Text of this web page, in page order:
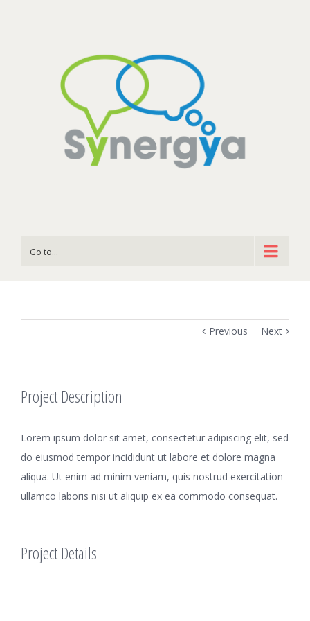
Go to...
Previous Next
Project Description
Lorem ipsum dolor sit amet, consectetur adipiscing elit, sed
do eiusmod tempor incididunt ut labore et dolore magna
aliqua. Ut enim ad minim veniam, quis nostrud exercitation
ullamco laboris nisi ut aliquip ex ea commodo consequat.
Project Details